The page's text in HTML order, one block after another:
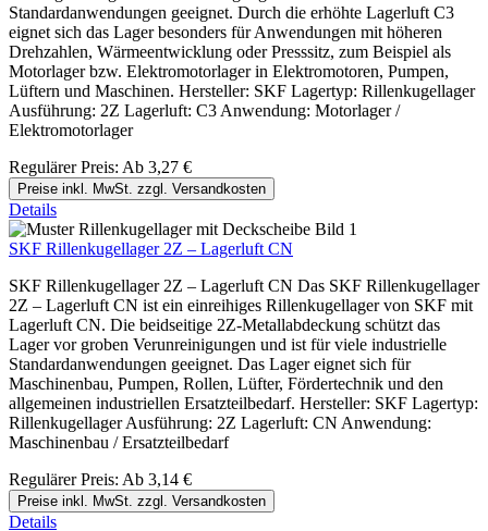
Standardanwendungen geeignet. Durch die erhöhte Lagerluft C3
eignet sich das Lager besonders für Anwendungen mit höheren
Drehzahlen, Wärmeentwicklung oder Presssitz, zum Beispiel als
Motorlager bzw. Elektromotorlager in Elektromotoren, Pumpen,
Lüftern und Maschinen. Hersteller: SKF Lagertyp: Rillenkugellager
Ausführung: 2Z Lagerluft: C3 Anwendung: Motorlager /
Elektromotorlager
Regulärer Preis: Ab 3,27 €
Preise inkl. MwSt. zzgl. Versandkosten
Details
SKF Rillenkugellager 2Z – Lagerluft CN
SKF Rillenkugellager 2Z – Lagerluft CN Das SKF Rillenkugellager
2Z – Lagerluft CN ist ein einreihiges Rillenkugellager von SKF mit
Lagerluft CN. Die beidseitige 2Z-Metallabdeckung schützt das
Lager vor groben Verunreinigungen und ist für viele industrielle
Standardanwendungen geeignet. Das Lager eignet sich für
Maschinenbau, Pumpen, Rollen, Lüfter, Fördertechnik und den
allgemeinen industriellen Ersatzteilbedarf. Hersteller: SKF Lagertyp:
Rillenkugellager Ausführung: 2Z Lagerluft: CN Anwendung:
Maschinenbau / Ersatzteilbedarf
Regulärer Preis: Ab 3,14 €
Preise inkl. MwSt. zzgl. Versandkosten
Details